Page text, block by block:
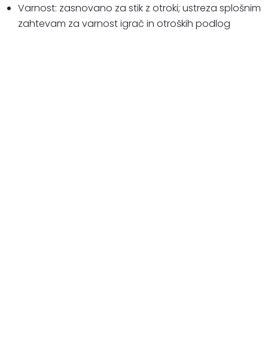
Varnost: zasnovano za stik z otroki; ustreza splošnim
zahtevam za varnost igrač in otroških podlog